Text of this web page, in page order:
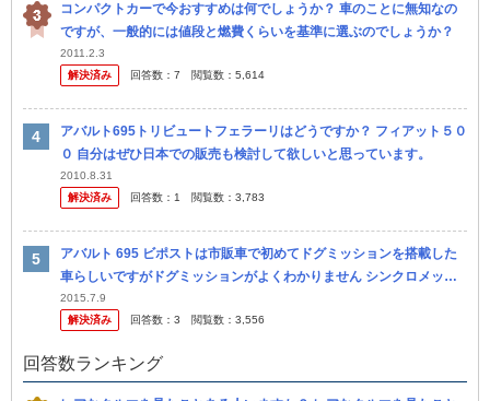
コンパクトカーで今おすすめは何でしょうか？ 車のことに無知なの
ですが、一般的には値段と燃費くらいを基準に選ぶのでしょうか？
2011.2.3
解決済み
回答数： 7 閲覧数： 5,614
アバルト695トリビュートフェラーリはどうですか？ フィアット５０
０ 自分はぜひ日本での販売も検討して欲しいと思っています。
2010.8.31
解決済み
回答数： 1 閲覧数： 3,783
アバルト 695 ビポストは市販車で初めてドグミッションを搭載した
車らしいですがドグミッションがよくわかりません シンクロメッシ
ュがないMTということですか？
2015.7.9
解決済み
回答数： 3 閲覧数： 3,556
回答数ランキング